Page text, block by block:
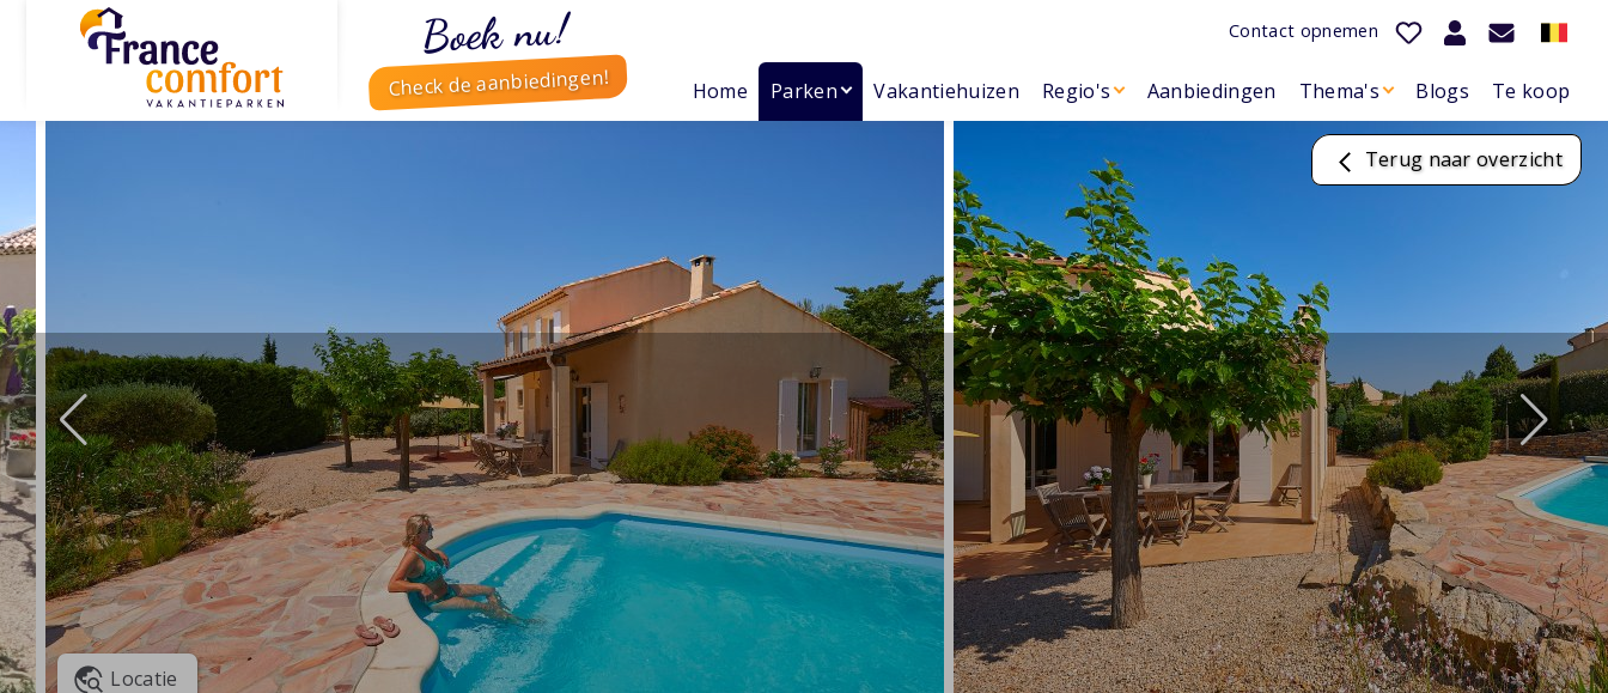
Boek nu!
Check de aanbiedingen!
Contact opnemen
Home Parken Vakantiehuizen Regio's Aanbiedingen Thema's Blogs Te koop
Terug naar overzicht
Locatie